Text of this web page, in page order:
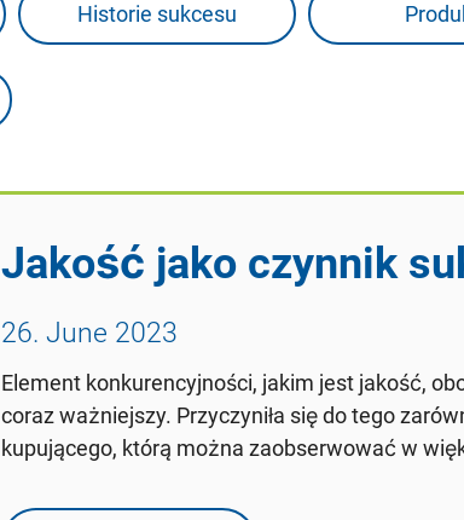
Historie sukcesu
Jakość jako czynnik
26. June 2023
Element konkurencyjności, jakim jest jakość,
coraz ważniejszy. Przyczyniła się do tego
kupującego, którą można zaobserwować w